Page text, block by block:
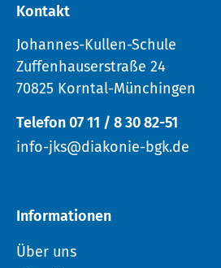
Kontakt
Johannes-Kullen-Schule
Zuffenhauserstraße 24
70825 Korntal-Münchingen
Telefon 07 11 / 8 30 82-51
info-jks@diakonie-bgk.de
Informationen
Über uns